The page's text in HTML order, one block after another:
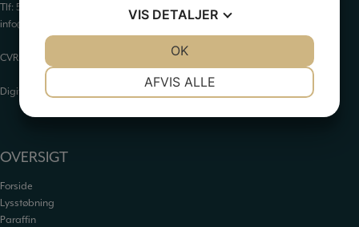
Tlf: 55 34 05 05
info@paraffinhuset.dk
CVR: 37290505
Digital fortrydelsesformular
OVERSIGT
Forside
Lysstøbning
Paraffin
VIS DETALJER
AFVIS ALLE
OK